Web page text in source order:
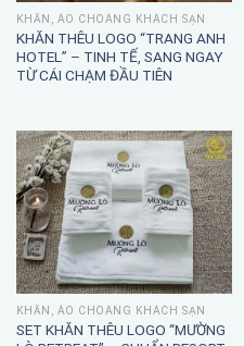
KHĂN, ÁO CHOÀNG KHÁCH SẠN
KHĂN THÊU LOGO “TRANG ANH
HOTEL” – TINH TẾ, SANG NGAY
KHĂN, ÁO CHOÀNG KHÁCH SẠN